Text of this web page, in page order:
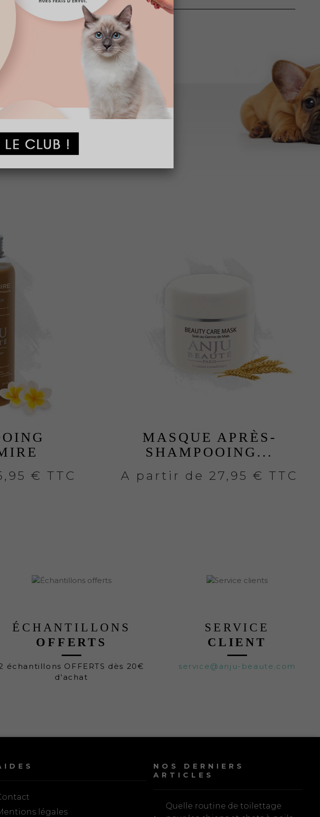
AUSSI...
€ TTC
MASQUE APRÈS-
SHAMPOOING...
A partir de 27,95 € TTC
ÉCHANTILLONS
OFFERTS
échantillons OFFERTS dès 20€
d'achat
SERVICE
CLIENT
service@anju-beaute.com
légales
NOS DERNIERS
ARTICLES
Quelle routine de toilettage